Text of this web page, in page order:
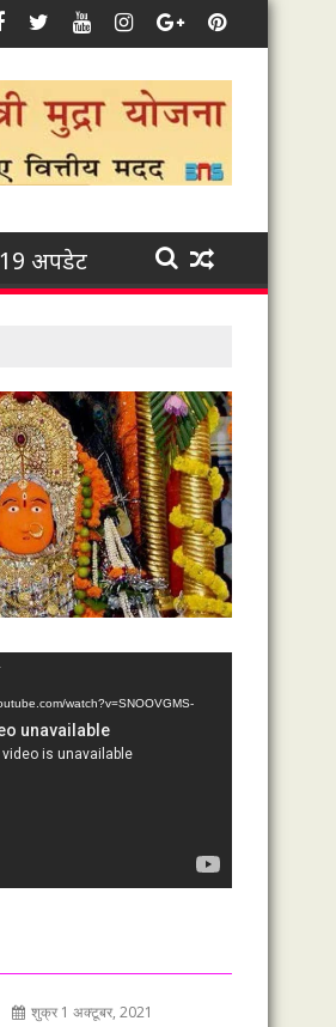
उद्यम के विकास के लिए कृत-संकल्पित : मुख्यमंत्री भूपेश
अपडेट
watch?v=SNOOVGMS-
शुक्र 1 अक्टूबर, 2021